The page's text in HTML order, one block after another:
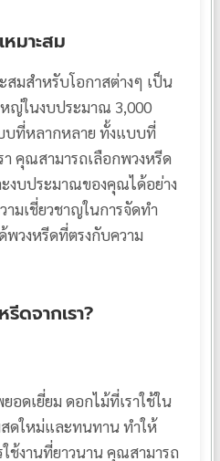
มาะสม
สมสำหรับโอกาสต่างๆ เป็น
ญ่ในงบประมาณ 3,000
บที่หลากหลาย ทั้งแบบที่
คุณสามารถเลือกพวงหรีด
งบประมาณของคุณได้อย่าง
ามเชี่ยวชาญในการจัดทำ
วงหรีดที่ตรงกับความ
ดจากเรา?
อดเยี่ยม ดอกไม้ที่เราใช้ใน
ดใหม่และทนทาน ทำให้
ช้งานที่ยาวนาน คุณสามารถ